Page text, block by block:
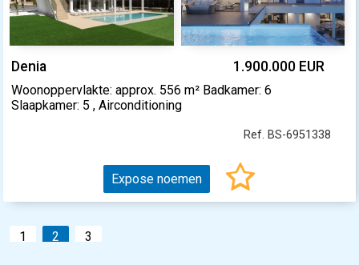
Denia 1.900.000 EUR
Woonoppervlakte: approx. 556 m² Badkamer: 6
Slaapkamer: 5 , Airconditioning
Ref. BS-6951338
Expose noemen
1 2 3